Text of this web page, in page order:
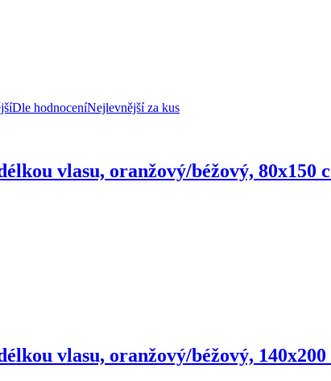
Dle hodnoceníNejlevnější za kus
vlasu, oranžový/béžový, 80x150
vlasu, oranžový/béžový, 140x200